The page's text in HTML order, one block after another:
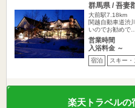
群馬県 / 吾妻
大前駅7.18km
関越自動車道渋
いのでお勧めで…
営業時間
入浴料金 ～
宿泊 スキー・
楽天トラベルの